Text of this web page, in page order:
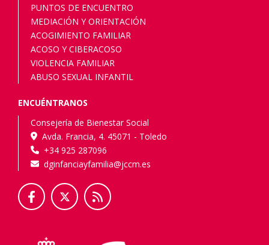
PUNTOS DE ENCUENTRO
MEDIACIÓN Y ORIENTACIÓN
ACOGIMIENTO FAMILIAR
ACOSO Y CIBERACOSO
VIOLENCIA FAMILIAR
ABUSO SEXUAL INFANTIL
ENCUÉNTRANOS
Consejería de Bienestar Social
Avda. Francia, 4. 45071 - Toledo
+34 925 287096
dginfanciayfamilia@jccm.es